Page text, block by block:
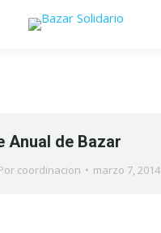
Anual de Bazar
coordinacion marzo 7, 2014